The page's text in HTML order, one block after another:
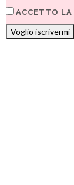
ACCETTO LA
Voglio iscrivermi